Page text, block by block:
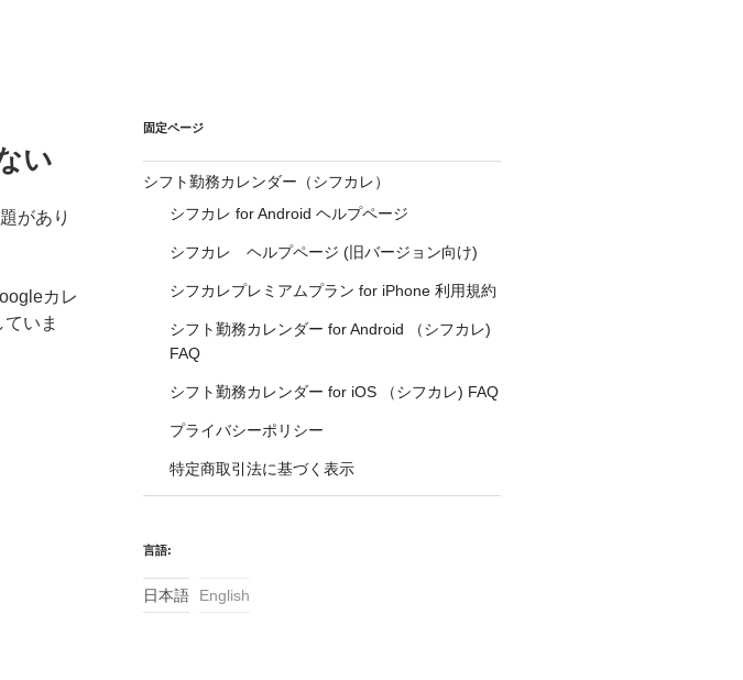
い
があり
カレ
いま
固定ページ
シフト勤務カレンダー（シフカレ）
シフカレ for Android ヘルプページ
シフカレ ヘルプページ (旧バージョン向け)
シフカレプレミアムプラン for iPhone 利用規約
シフト勤務カレンダー for Android （シフカレ)
FAQ
シフト勤務カレンダー for iOS （シフカレ) FAQ
プライバシーポリシー
特定商取引法に基づく表示
言語:
日本語 English